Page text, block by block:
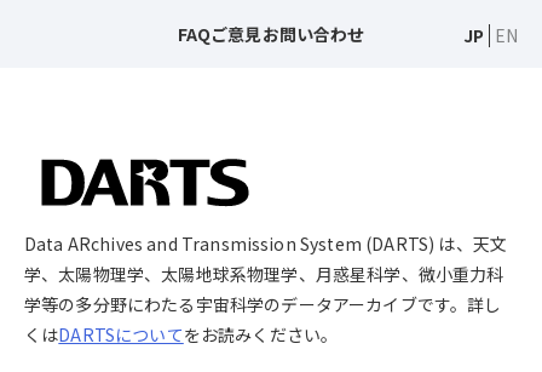
FAQご意見お問い合わせ JP EN
Data ARchives and Transmission System (DARTS) は、天文
学、太陽物理学、太陽地球系物理学、月惑星科学、微小重力科
学等の多分野にわたる宇宙科学のデータアーカイブです。詳し
くはDARTSについてをお読みください。